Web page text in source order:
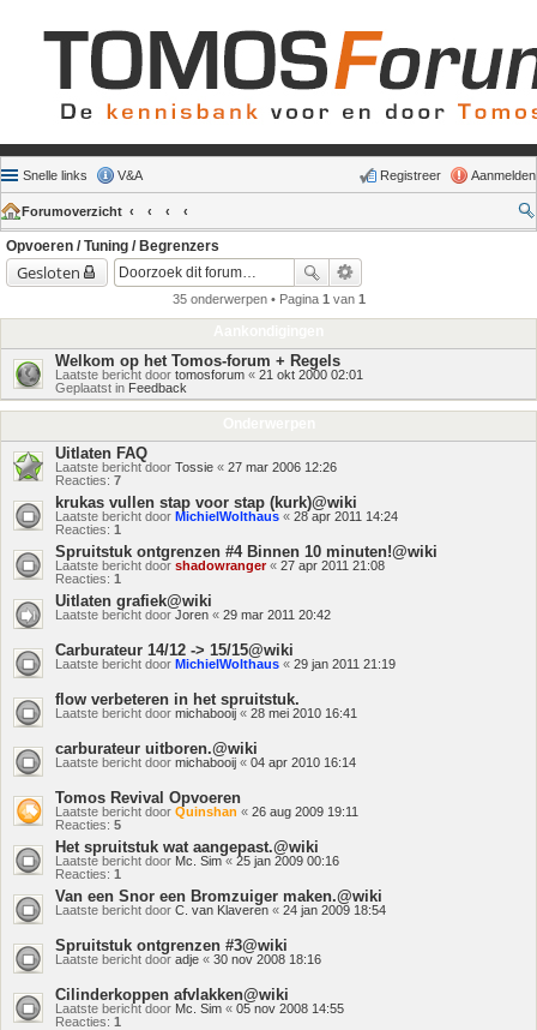
Snelle links V&A Aanmelden
Registreer
Forumoverzicht
Opvoeren / Tuning / Begrenzers
Gesloten
35 onderwerpen • Pagina 1 van 1
Welkom op het Tomos-forum + Regels
Laatste bericht door tomosforum « 21 okt 2000 02:01
Geplaatst in Feedback
Uitlaten FAQ
Laatste bericht door Tossie « 27 mar 2006 12:26
Reacties: 7
krukas vullen stap voor stap (kurk)@wiki
Laatste bericht door MichielWolthaus « 28 apr 2011 14:24
Reacties: 1
Spruitstuk ontgrenzen #4 Binnen 10 minuten!@wiki
Laatste bericht door shadowranger« 27 apr 2011 21:08
Reacties: 1
Uitlaten grafiek@wiki
Laatste bericht door Joren « 29 mar 2011 20:42
Carburateur 14/12 -> 15/15@wiki
Laatste bericht door MichielWolthaus « 29 jan 2011 21:19
flow verbeteren in het spruitstuk.
Laatste bericht door michabooij « 28 mei 2010 16:41
carburateur uitboren.@wiki
Laatste bericht door michabooij « 04 apr 2010 16:14
Tomos Revival Opvoeren
Laatste bericht door Quinshan « 26 aug 2009 19:11
Reacties: 5
Het spruitstuk wat aangepast.@wiki
Laatste bericht door Mc. Sim« 25 jan 2009 00:16
Reacties: 1
Van een Snor een Bromzuiger maken.@wiki
Laatste bericht door C. van Klaveren « 24 jan 2009 18:54
Spruitstuk ontgrenzen #3@wiki
Laatste bericht door adje « 30 nov 2008 18:16
Cilinderkoppen afvlakken@wiki
Laatste bericht door Mc. Sim « 05 nov 2008 14:55
Reacties: 1